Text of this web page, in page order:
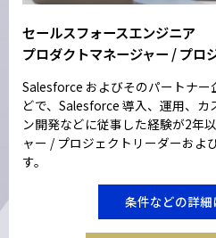
セールスフォースエンジニア
プロダクトマネージャー / プロ
Salesforce およびそのパートナ
どで、Salesforce 導入、運用、カ
ン開発などに従事した経験が2年
ャー / プロジェクトリーダーおよ
す。
条件などの詳細